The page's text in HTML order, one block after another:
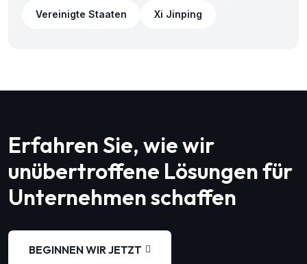
Vereinigte Staaten Xi Jinping
Erfahren Sie, wie wir
unübertroffene Lösungen für
Unternehmen schaffen
BEGINNEN WIR JETZT